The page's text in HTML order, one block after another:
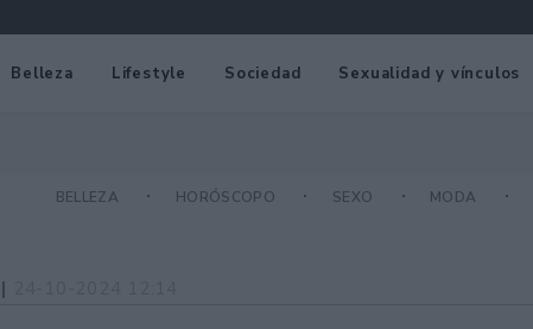
Belleza Lifestyle Sociedad Sexualidad y vínculos
BELLEZA HORÓSCOPO SEXO MODA